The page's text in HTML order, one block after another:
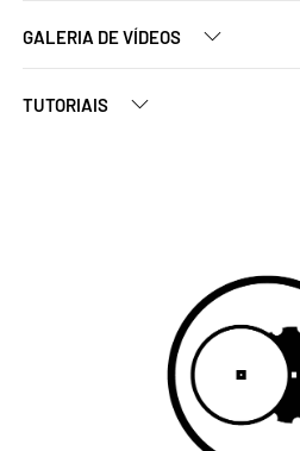
GALERIA DE VÍDEOS
TUTORIAIS